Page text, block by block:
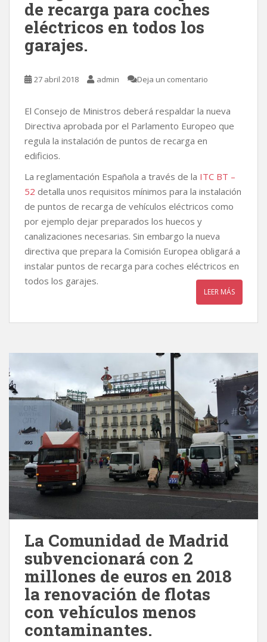
de recarga para coches
eléctricos en todos los
garajes.
27 abril 2018 admin Deja un comentario
El Consejo de Ministros deberá respaldar la nueva
Directiva aprobada por el Parlamento Europeo que
regula la instalación de puntos de recarga en
edificios.
La reglamentación Española a través de la ITC BT –
52 detalla unos requisitos mínimos para la instalación
de puntos de recarga de vehículos eléctricos como
por ejemplo dejar preparados los huecos y
canalizaciones necesarias. Sin embargo la nueva
directiva que prepara la Comisión Europea obligará a
instalar puntos de recarga para coches eléctricos en
todos los garajes.
LEER MÁS
La Comunidad de Madrid
subvencionará con 2
millones de euros en 2018
la renovación de flotas
con vehículos menos
contaminantes.